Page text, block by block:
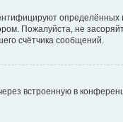
Пожалуйста, не
счётчика сообщений.
встроенную в